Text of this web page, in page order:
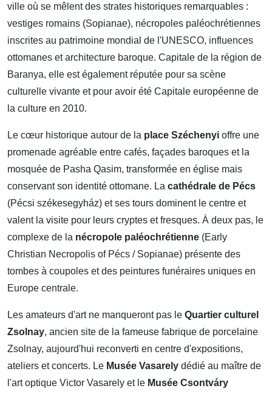
ville où se mêlent des strates historiques remarquables :
vestiges romains (Sopianae), nécropoles paléochrétiennes
inscrites au patrimoine mondial de l'UNESCO, influences
ottomanes et architecture baroque. Capitale de la région de
Baranya, elle est également réputée pour sa scène
culturelle vivante et pour avoir été Capitale européenne de
la culture en 2010.
Le cœur historique autour de la place Széchenyi offre une
promenade agréable entre cafés, façades baroques et la
mosquée de Pasha Qasim, transformée en église mais
conservant son identité ottomane. La cathédrale de Pécs
(Pécsi székesegyház) et ses tours dominent le centre et
valent la visite pour leurs cryptes et fresques. À deux pas, le
complexe de la nécropole paléochrétienne (Early
Christian Necropolis of Pécs / Sopianae) présente des
tombes à coupoles et des peintures funéraires uniques en
Europe centrale.
Les amateurs d'art ne manqueront pas le Quartier culturel
Zsolnay, ancien site de la fameuse fabrique de porcelaine
Zsolnay, aujourd'hui reconverti en centre d'expositions,
ateliers et concerts. Le Musée Vasarely dédié au maître de
l'art optique Victor Vasarely et le Musée Csontváry